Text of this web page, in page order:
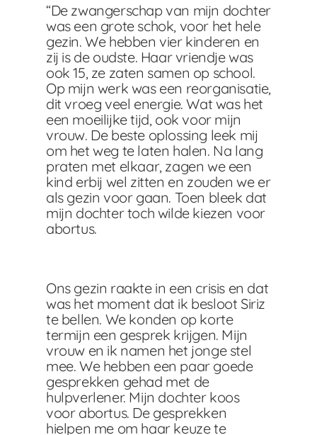
“De zwangerschap van mijn dochter
was een grote schok, voor het hele
gezin. We hebben vier kinderen en
zij is de oudste. Haar vriendje was
ook 15, ze zaten samen op school.
Op mijn werk was een reorganisatie,
dit vroeg veel energie. Wat was het
een moeilijke tijd, ook voor mijn
vrouw. De beste oplossing leek mij
om het weg te laten halen. Na lang
praten met elkaar, zagen we een
kind erbij wel zitten en zouden we er
als gezin voor gaan. Toen bleek dat
mijn dochter toch wilde kiezen voor
abortus.
Ons gezin raakte in een crisis en dat
was het moment dat ik besloot Siriz
te bellen. We konden op korte
termijn een gesprek krijgen. Mijn
vrouw en ik namen het jonge stel
mee. We hebben een paar goede
gesprekken gehad met de
hulpverlener. Mijn dochter koos
voor abortus. De gesprekken
hielpen me om haar keuze te